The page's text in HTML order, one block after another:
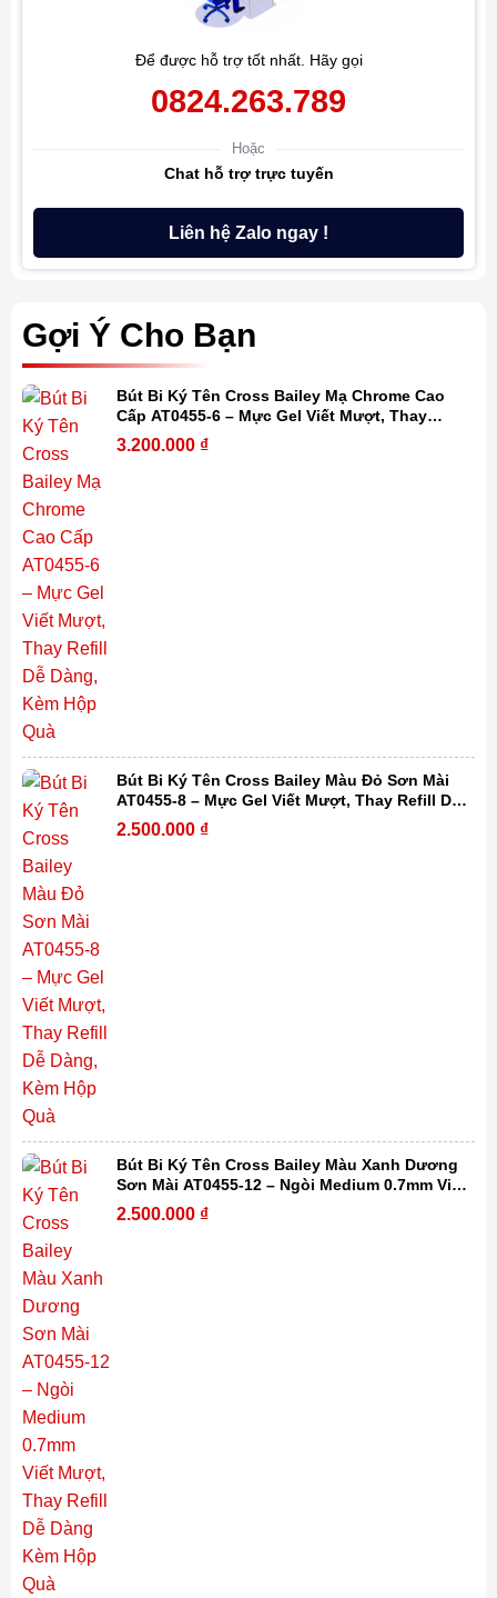
Để được hỗ trợ tốt nhất. Hãy gọi
0824.263.789
Hoặc
Chat hỗ trợ trực tuyến
Liên hệ Zalo ngay !
Gợi Ý Cho Bạn
Bút Bi Ký Tên Cross Bailey Mạ Chrome Cao
Cấp AT0455-6 – Mực Gel Viết Mượt, Thay
Refill Dễ Dàng, Kèm Hộp Quà
3.200.000 ₫
Bút Bi Ký Tên Cross Bailey Màu Đỏ Sơn Mài
AT0455-8 – Mực Gel Viết Mượt, Thay Refill Dễ
Dàng, Kèm Hộp Quà
2.500.000 ₫
Bút Bi Ký Tên Cross Bailey Màu Xanh Dương
Sơn Mài AT0455-12 – Ngòi Medium 0.7mm Viết
Mượt, Thay Refill Dễ Dàng Kèm Hộp Quà
2.500.000 ₫